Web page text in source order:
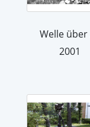
2001